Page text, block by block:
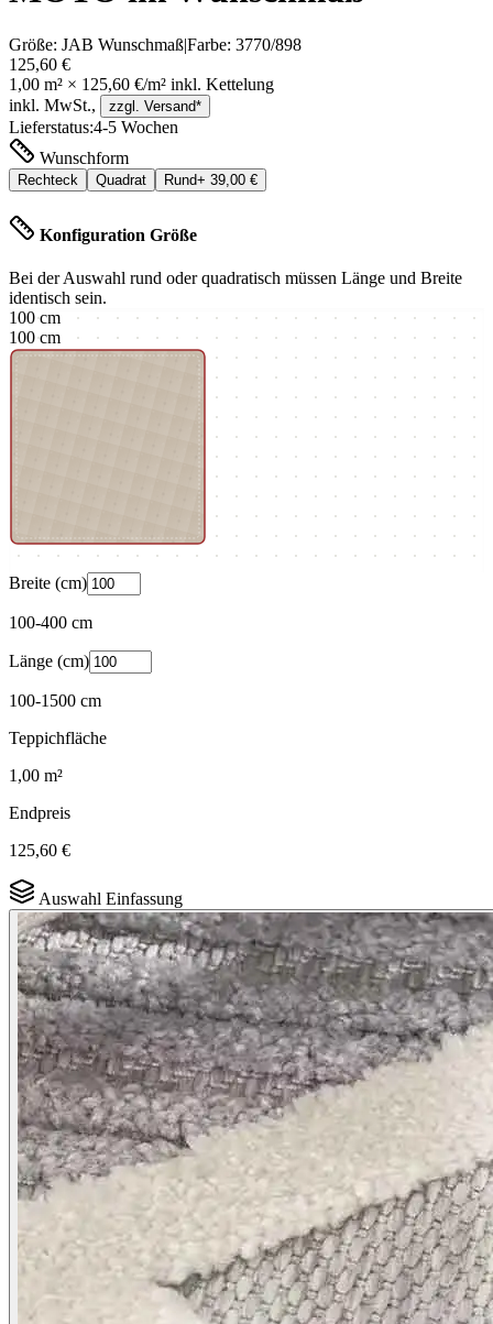
Größe: JAB Wunschmaß|Farbe: 3770/898
125,60 €
1,00 m² × 125,60 €/m² inkl. Kettelung
inkl. MwSt.,
zzgl. Versand*
Lieferstatus:4-5 Wochen
Wunschform
Rechteck Quadrat Rund+ 39,00 €
Konfiguration Größe
Bei der Auswahl rund oder quadratisch müssen Länge und Breite
identisch sein.
100cm
100cm
Breite (cm)
100-400 cm
Länge (cm)
100-1500 cm
Teppichfläche
1,00 m²
Endpreis
125,60 €
Auswahl Einfassung